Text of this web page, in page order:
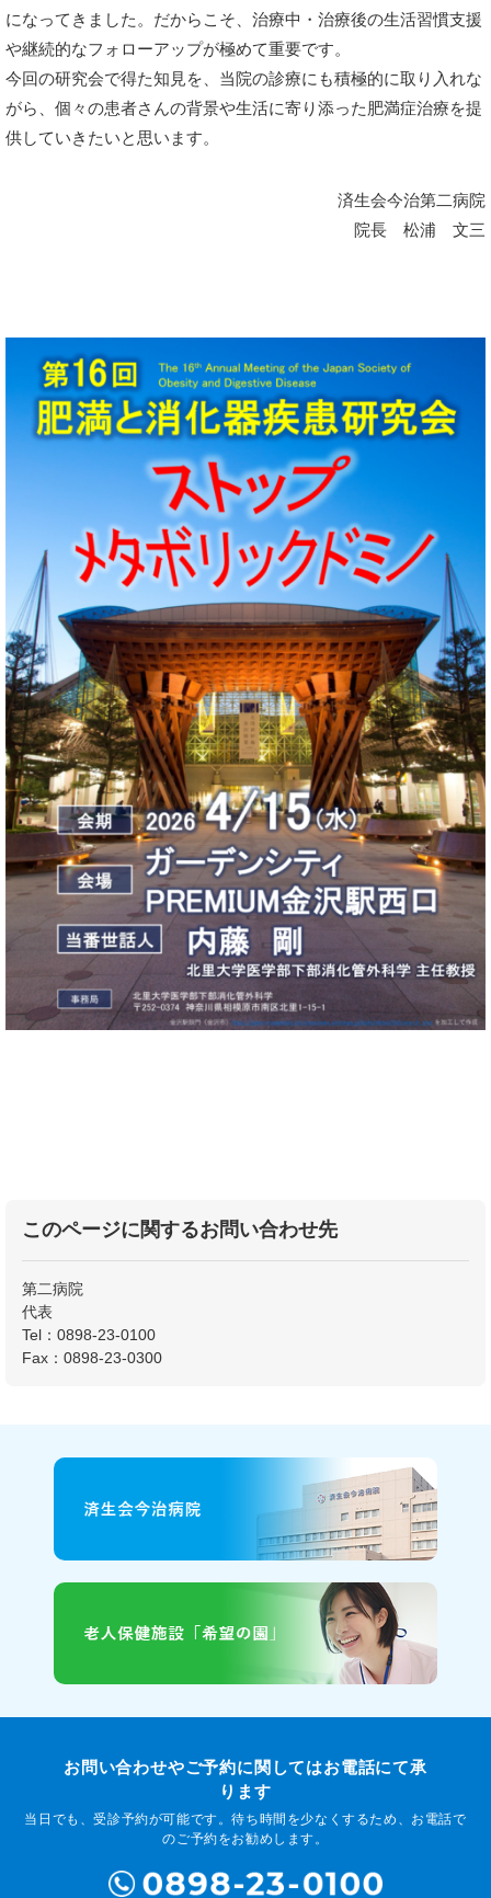
になってきました。だからこそ、治療中・治療後の生活習慣支援
や継続的なフォローアップが極めて重要です。
今回の研究会で得た知見を、当院の診療にも積極的に取り入れな
がら、個々の患者さんの背景や生活に寄り添った肥満症治療を提
供していきたいと思います。
済生会今治第二病院
院長 松浦 文三
このページに関するお問い合わせ先
第二病院
代表
Tel：0898-23-0100
Fax：0898-23-0300
お問い合わせやご予約に関してはお電話にて承
ります
当日でも、受診予約が可能です。待ち時間を少なくするため、お電話で
のご予約をお勧めします。